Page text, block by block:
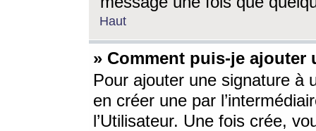
Haut
» Comment puis-je ajouter
Pour ajouter une signature à
en créer une par
l’Utilisateur. Une fois crée,